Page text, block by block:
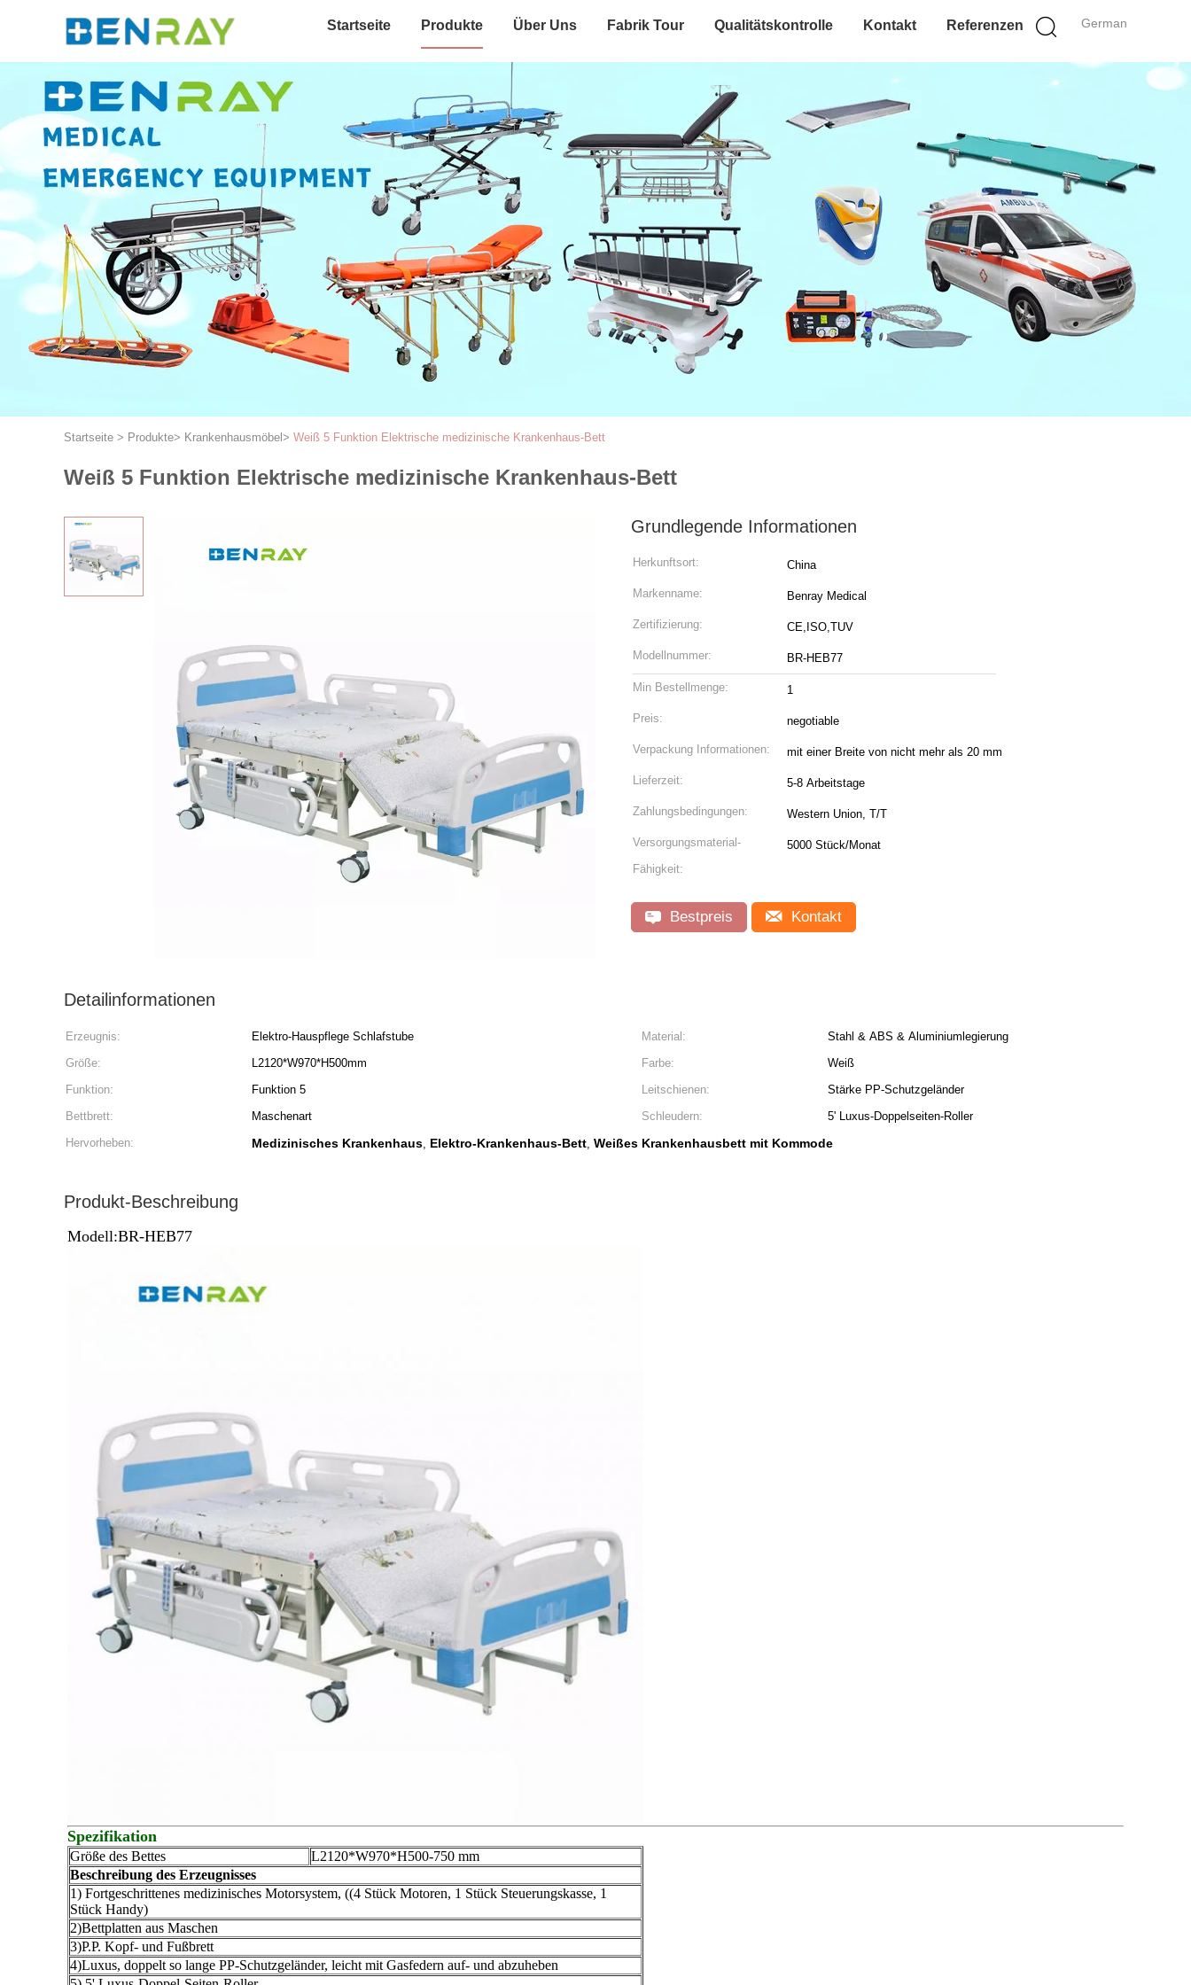
German
Startseite Produkte Über Uns Fabrik Tour Qualitätskontrolle Kontakt Referenzen
Startseite > Produkte> Krankenhausmöbel > Weiß 5 Funktion Elektrische medizinische Krankenhaus-Bett
Weiß 5 Funktion Elektrische medizinische Krankenhaus-Bett
Grundlegende Informationen
Herkunftsort: China
Markenname: Benray Medical
Zertifizierung: CE,ISO,TUV
Modellnummer: BR-HEB77
Min Bestellmenge: 1
Preis: negotiable
Verpackung Informationen: mit einer Breite von nicht mehr als 20 mm
Lieferzeit: 5-8 Arbeitstage
Zahlungsbedingungen: Western Union, T/T
Versorgungsmaterial-
Fähigkeit:
5000 Stück/Monat
Bestpreis Kontakt
Detailinformationen
Erzeugnis: Elektro-Hauspflege Schlafstube Material:
Stahl & ABS & Aluminiumlegierung
Größe:
L2120*W970*H500mm Farbe:
Weiß
Funktion:
Funktion 5 Leitschienen:
Stärke PP-Schutzgeländer
Bettbrett:
Maschenart Schleudern:
5' Luxus-Doppelseiten-Roller
Hervorheben:
Medizinisches Krankenhaus, Elektro-Krankenhaus-Bett, Weißes Krankenhausbett mit Kommode
Produkt-Beschreibung
Modell:BR-HEB77
Spezifikation
Größe des Bettes
L2120*W970*H500-750 mm
Beschreibung des Erzeugnisses
1) Fortgeschrittenes medizinisches Motorsystem, ((4 Stück Motoren, 1 Stück Steuerungskasse, 1
Stück Handy)
2)Bettplatten aus Maschen
3)P.P. Kopf- und Fußbrett
4)Luxus, doppelt so lange PP-Schutzgeländer, leicht mit Gasfedern auf- und abzuheben